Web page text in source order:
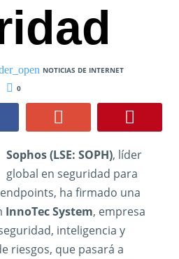
NOTICIAS DE INTERNET
0
Sophos (LSE: SOPH), líder
global en seguridad para
ha firmado una
InnoTec System, empresa
inteligencia y
riesgos, que pasará a